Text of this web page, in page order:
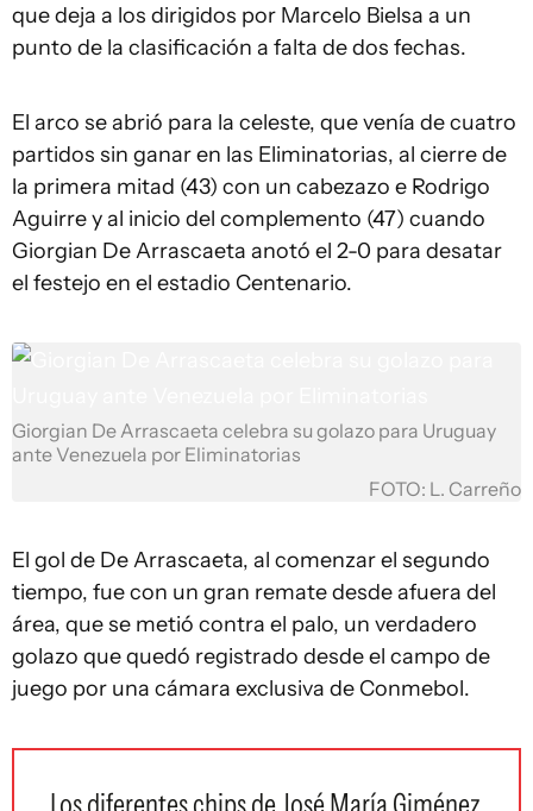
que deja a los dirigidos por Marcelo Bielsa a un
punto de la clasificación a falta de dos fechas.
El arco se abrió para la celeste, que venía de cuatro
partidos sin ganar en las Eliminatorias, al cierre de
la primera mitad (43) con un cabezazo e Rodrigo
Aguirre y al inicio del complemento (47) cuando
Giorgian De Arrascaeta anotó el 2-0 para desatar
el festejo en el estadio Centenario.
Giorgian De Arrascaeta celebra su golazo para Uruguay
ante Venezuela por Eliminatorias
FOTO: L. Carreño
El gol de De Arrascaeta, al comenzar el segundo
tiempo, fue con un gran remate desde afuera del
área, que se metió contra el palo, un verdadero
golazo que quedó registrado desde el campo de
juego por una cámara exclusiva de Conmebol.
Los diferentes chips de José María Giménez